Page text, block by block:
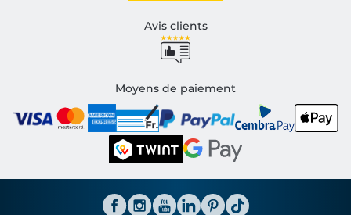
Avis clients
Moyens de paiement